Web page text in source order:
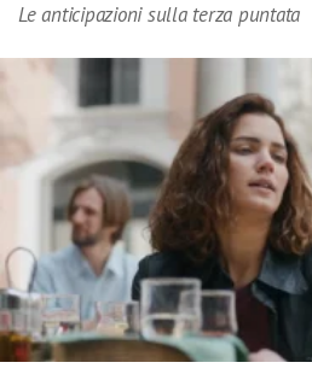
Le anticipazioni sulla terza puntata